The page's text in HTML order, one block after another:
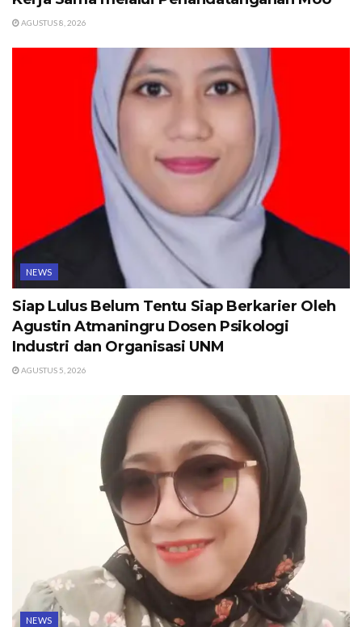
AGUSTUS 8, 2026
NEWS
Siap Lulus Belum Tentu Siap Berkarier Oleh
Agustin Atmaningru Dosen Psikologi
Industri dan Organisasi UNM
AGUSTUS 5, 2026
NEWS